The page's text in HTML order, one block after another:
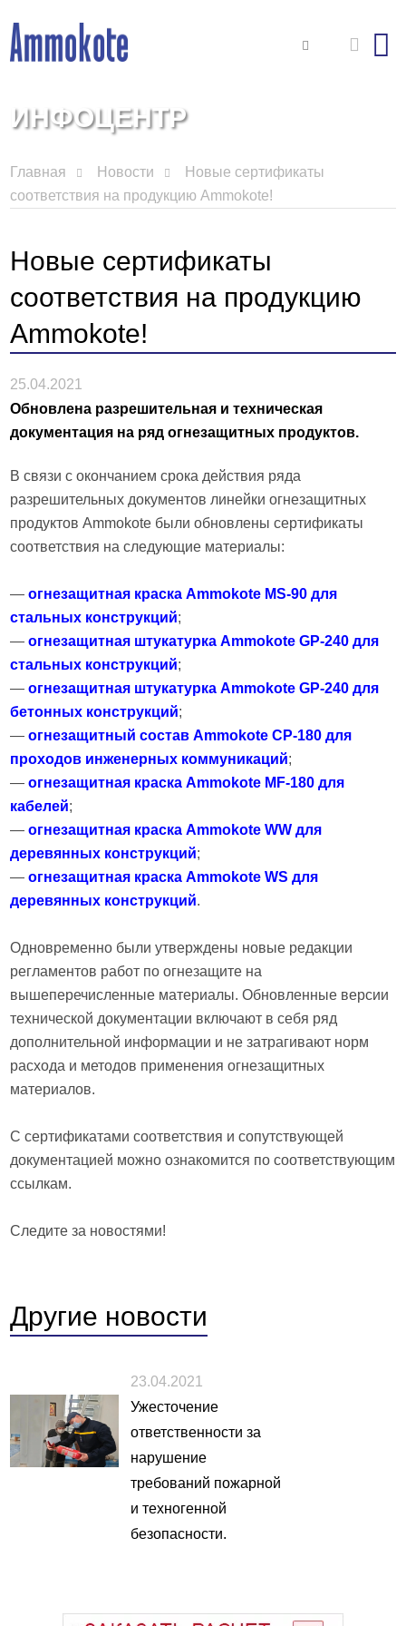
ИНФОЦЕНТР
Главная Новости
Новые сертификаты
соответствия на продукцию Ammokote!
Новые сертификаты
соответствия на продукцию
Ammokote!
25.04.2021
Обновлена разрешительная и техническая
документация на ряд огнезащитных продуктов.
В связи с окончанием срока действия ряда
разрешительных документов линейки огнезащитных
продуктов Ammokote были обновлены сертификаты
соответствия на следующие материалы:
—огнезащитная краска Ammokote MS-90 для
стальных конструкций;
—огнезащитная штукатурка Ammokote GP-240 для
стальных конструкций;
—огнезащитная штукатурка Ammokote GP-240 для
бетонных конструкций;
—огнезащитный состав Ammokote CP-180 для
проходов инженерных коммуникаций;
—огнезащитная краска Ammokote MF-180 для
кабелей;
—огнезащитная краска Ammokote WW для
деревянных конструкций;
—огнезащитная краска Ammokote WS для
деревянных конструкций.
Одновременно были утверждены новые редакции
регламентов работ по огнезащите на
вышеперечисленные материалы. Обновленные версии
технической документации включают в себя ряд
дополнительной информации и не затрагивают норм
расхода и методов применения огнезащитных
материалов.
С сертификатами соответствия и сопутствующей
документацией можно ознакомится по соответствующим
ссылкам.
Следите за новостями!
Другие новости
23.04.2021
Ужесточение
ответственности за
нарушение
требований пожарной
и техногенной
безопасности.